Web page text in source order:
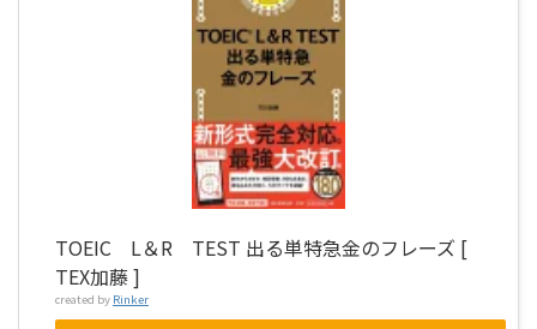
TOEIC L＆R TEST 出る単特急金のフレーズ [
TEX加藤 ]
created by Rinker